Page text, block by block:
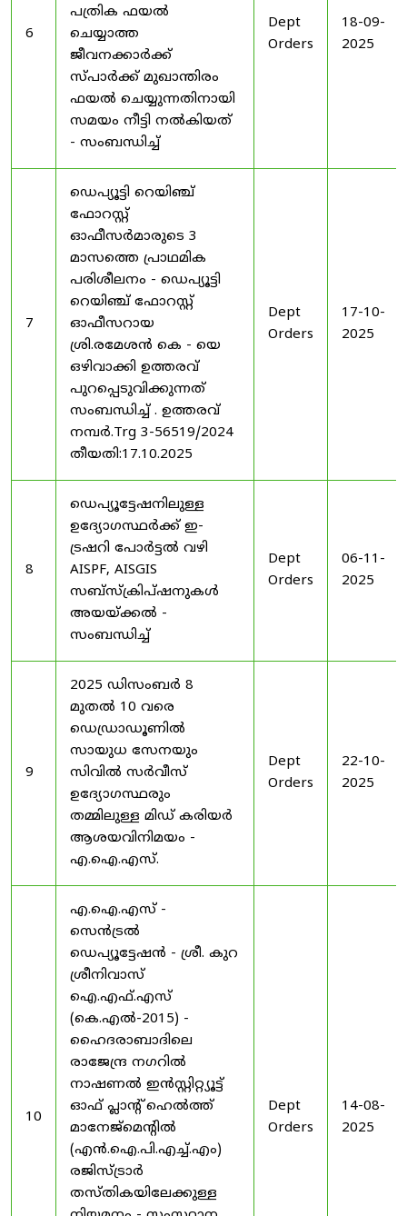
6
പത്രിക ഫയൽ
ചെയ്യാത്ത
ജീവനക്കാർക്ക്
സ്പാർക്ക് മുഖാന്തിരം
ഫയൽ ചെയ്യുന്നതിനായി
സമയം നീട്ടി നൽകിയത്
- സംബന്ധിച്ച്
Dept
Orders
18-09-
2025
7
ഡെപ്യൂട്ടി റെയിഞ്ച്
ഫോറസ്റ്റ്
ഓഫീസർമാരുടെ 3
മാസത്തെ പ്രാഥമിക
പരിശീലനം - ഡെപ്യൂട്ടി
റെയിഞ്ച് ഫോറസ്റ്റ്
ഓഫീസറായ
ശ്രി.രമേശൻ കെ - യെ
ഒഴിവാക്കി ഉത്തരവ്
പുറപ്പെടുവിക്കുന്നത്
സംബന്ധിച്ച് . ഉത്തരവ്
നമ്പർ.Trg 3-56519/2024
തീയതി:17.10.2025
Dept
Orders
17-10-
2025
8
ഡെപ്യൂട്ടേഷനിലുള്ള
ഉദ്യോഗസ്ഥർക്ക് ഇ-
ട്രഷറി പോർട്ടൽ വഴി
AISPF, AISGIS
സബ്‌സ്‌ക്രിപ്‌ഷനുകൾ
അയയ്ക്കൽ -
സംബന്ധിച്ച്
Dept
Orders
06-11-
2025
9
2025 ഡിസംബർ 8
മുതൽ 10 വരെ
ഡെഡ്രാഡൂണിൽ
സായുധ സേനയും
സിവിൽ സർവീസ്
ഉദ്യോഗസ്ഥരും
തമ്മിലുള്ള മിഡ് കരിയർ
ആശയവിനിമയം -
എ.ഐ.എസ്.
Dept
Orders
22-10-
2025
10
എ.ഐ.എസ് -
സെൻട്രൽ
ഡെപ്യൂട്ടേഷൻ - ശ്രീ. കുറ
ശ്രീനിവാസ്
ഐ.എഫ്.എസ്
(കെ.എൽ-2015) -
ഹൈദരാബാദിലെ
രാജേന്ദ്ര നഗറിൽ
നാഷണൽ ഇൻസ്റ്റിറ്റ്യൂട്ട്
ഓഫ് പ്ലാന്റ് ഹെൽത്ത്
മാനേജ്‌മെന്റിൽ
(എൻ.ഐ.പി.എച്ച്.എം)
രജിസ്ട്രാർ
തസ്തികയിലേക്കുള്ള
Dept
Orders
14-08-
2025